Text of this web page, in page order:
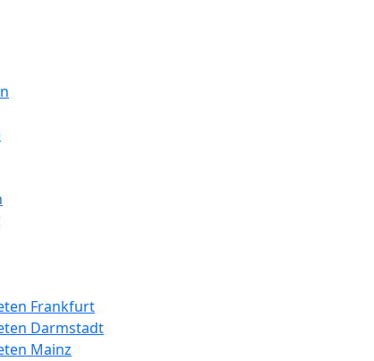
Frankfurt
Darmstadt
Mainz